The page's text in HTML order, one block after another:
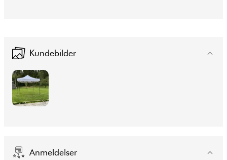
Kundebilder
Anmeldelser